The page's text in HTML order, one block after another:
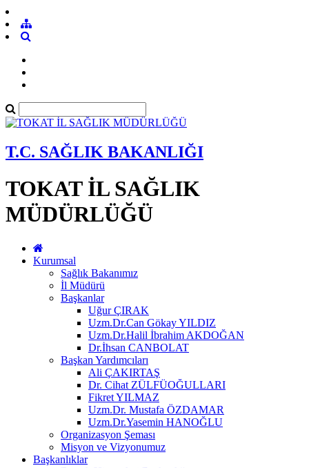
T.C. SAĞLIK BAKANLIĞI
TOKAT İL SAĞLIK
MÜDÜRLÜĞÜ
Kurumsal
Sağlık Bakanımız
İl Müdürü
Başkanlar
Uğur ÇIRAK
Uzm.Dr.Can Gökay YILDIZ
Uzm.Dr.Halil İbrahim AKDOĞAN
Dr.İhsan CANBOLAT
Başkan Yardımcıları
Ali ÇAKIRTAŞ
Dr. Cihat ZÜLFÜOĞULLARI
Fikret YILMAZ
Uzm.Dr. Mustafa ÖZDAMAR
Uzm.Dr.Yasemin HANOĞLU
Organizasyon Şeması
Misyon ve Vizyonumuz
Başkanlıklar